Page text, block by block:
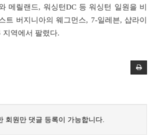
메릴랜드, 워싱턴DC 등 워싱턴 일원을 비
트 버지니아의 웨그먼스, 7-일레븐, 샵라이
지역에서 팔렸다.
회원만 댓글 등록이 가능합니다.